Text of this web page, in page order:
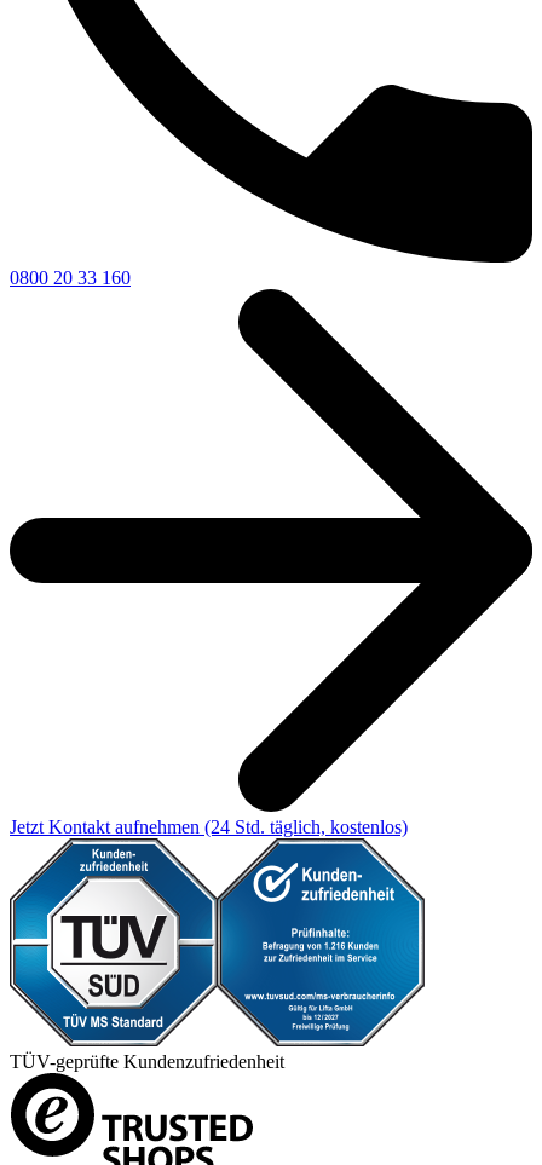
0800 20 33 160
Jetzt Kontakt aufnehmen (24 Std. täglich, kostenlos)
TÜV-geprüfte Kundenzufriedenheit